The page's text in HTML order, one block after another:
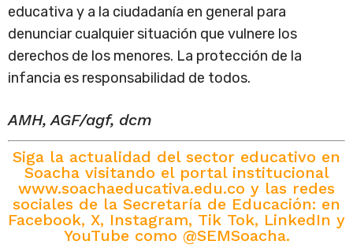
educativa y a la ciudadanía en general para
denunciar cualquier situación que vulnere los
derechos de los menores. La protección de la
infancia es responsabilidad de todos.
AMH, AGF/agf, dcm
Siga la actualidad del sector educativo en
Soacha visitando el portal institucional
www.soachaeducativa.edu.co y las redes
sociales de la Secretaría de Educación: en
Facebook, X, Instagram, Tik Tok, LinkedIn y
YouTube como @SEMSoacha.